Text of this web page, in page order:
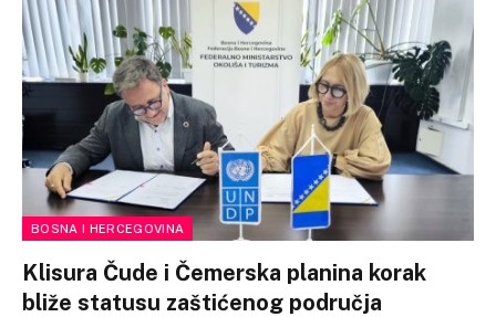
BOSNA I HERCEGOVINA
Klisura Čude i Čemerska planina korak
bliže statusu zaštićenog područja